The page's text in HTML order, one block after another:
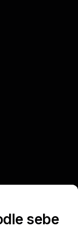
sebe